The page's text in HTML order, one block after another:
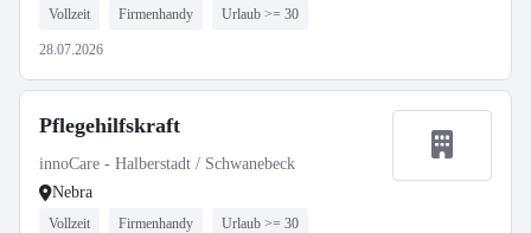
Vollzeit Firmenhandy Urlaub >= 30
28.07.2026
Pflegehilfskraft
innoCare - Halberstadt / Schwanebeck
Nebra
Vollzeit Firmenhandy Urlaub >= 30